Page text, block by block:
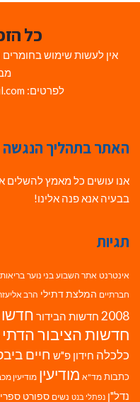
כל
אין לעשות שימוש
לפרטים: Avihai.ZoomAt@gmail.com
האתר בתהליך הנגשה
אנו עושים כל מאמץ
בבעיה אנא פנה אלינו!
תגיות
אינטרנט אתר השבוע בני נוער
חברתיים המלצת דתילי הרב
2008 חדשות הבידור
חדשות הציבור הדתי
כלכלה חידון פ"ש חיים
כתבות מד"א מודיעין מודיעין
נדל"ן נפתלי בנט נשים ספורט